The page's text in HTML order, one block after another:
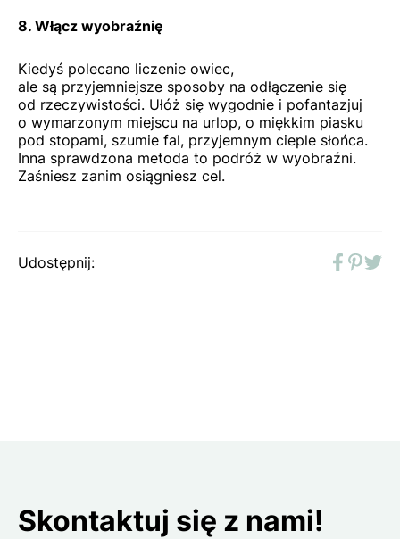
8. Włącz wyobraźnię
Kiedyś polecano liczenie owiec,
ale są przyjemniejsze sposoby na odłączenie się
od rzeczywistości. Ułóż się wygodnie i pofantazjuj
o wymarzonym miejscu na urlop, o miękkim piasku
pod stopami, szumie fal, przyjemnym cieple słońca.
Inna sprawdzona metoda to podróż w wyobraźni.
Zaśniesz zanim osiągniesz cel.
Udostępnij:
Skontaktuj się z nami!